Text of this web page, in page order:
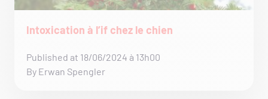
Intoxication à l’if chez le chien
Published at 18/06/2024 à 13h00
By Erwan Spengler